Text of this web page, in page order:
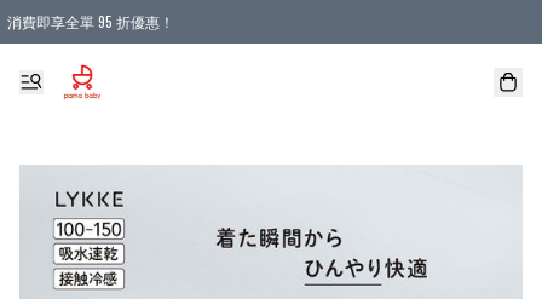
消費即享全單 95 折優惠！
購物滿 HKD 900.00即享免運費優惠！（適用於 本地送貨、本地取貨 )